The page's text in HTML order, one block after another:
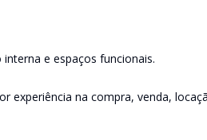
e espaços funcionais.
experiência na compra, venda,